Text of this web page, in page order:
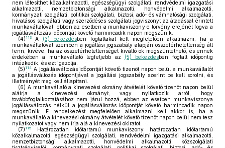
nem létesíthet közalkalmazotti, egészségügyi szolgálati, rendvédelmi igazgatási
alkalmazotti, nemzetbiztonsági alkalmazotti, honvédelmi alkalmazotti,
kormányzati szolgálati, politikai szolgálati, biztosi, adó- és vámhatósági szolgálati,
hivatásos szolgálati vagy szerződéses szolgálati jogviszonyt az átadással érintett
munkavállalóval, ebben az esetben a munkaviszony e törvény erejénél fogva a
jogállásváltozás időpontját követő harmincadik napon megszűnik.
(4) 113 A (3) bekezdésben foglaltakat kell megfelelően alkalmazni, ha a
munkavállalóval szemben a jogállási jogszabály alapján összeférhetetlenség áll
fenn, kivéve, ha az összeférhetetlenséget kiváltó ok megszüntethető, és ennek
érdekében a munkavállaló legfeljebb az (5) bekezdésben foglalt időpontig
intézkedik, és ezt igazolja.
(5) 114 A jogállásváltozás időpontját követő tizenöt napon belül a munkavállalót
a jogállásváltozás időpontjával a jogállási jogszabály szerint be kell sorolni, és
illetményét meg kell állapítani.
(6) A munkavállaló a kinevezési okmány átvételét követő tizenöt napon belül
aláírja a kinevezési okmányt, vagy nyilatkozik arról, hogy
továbbfoglalkoztatásához nem járul hozzá, ebben az esetben munkaviszonya
jogállásváltozás nélkül a jogállásváltozás időpontját követő harmincadik napon
megszűnik. E rendelkezést megfelelően alkalmazni kell akkor is, ha a
munkavállaló a kinevezési okmány átvételét követő tizenöt napon belül nem tesz
nyilatkozatot vagy nem írja alá a kinevezési okiratot.
(7) 115
Határozatlan időtartamú munkaviszony határozatlan időtartamú
közalkalmazotti, egészségügyi szolgálati, rendvédelmi igazgatási alkalmazotti,
nemzetbiztonsági alkalmazotti, honvédelmi alkalmazotti, közszolgálati